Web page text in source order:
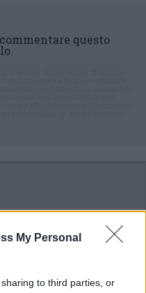
My Personal
to third parties, or
questo